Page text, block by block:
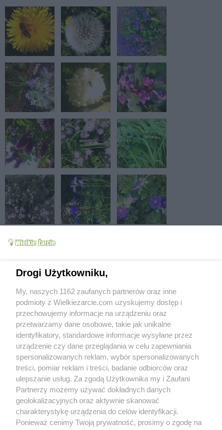
Drogi Użytkowniku,
My, naszych 1162 zaufanych partnerów oraz inne
podmioty z Wielkiezarcie.com uzyskujemy dostęp i
przechowujemy informacje na urządzeniu oraz
przetwarzamy dane osobowe, takie jak unikalne
identyfikatory, standardowe informacje wysyłane przez
urządzenie czy dane przeglądania w celu zapewniania
spersonalizowanych reklam, wybór spersonalizowanych
treści, pomiar reklam i treści, badanie odbiorców oraz
ulepszanie usług. Za zgodą Użytkownika my i Zaufani
Partnerzy możemy używać dokładnych danych
geolokalizacyjnych oraz aktywnie skanować
charakterystykę urządzenia do celów identyfikacji.
Ponieważ cenimy Twoją prywatność, prosimy o zgodę na